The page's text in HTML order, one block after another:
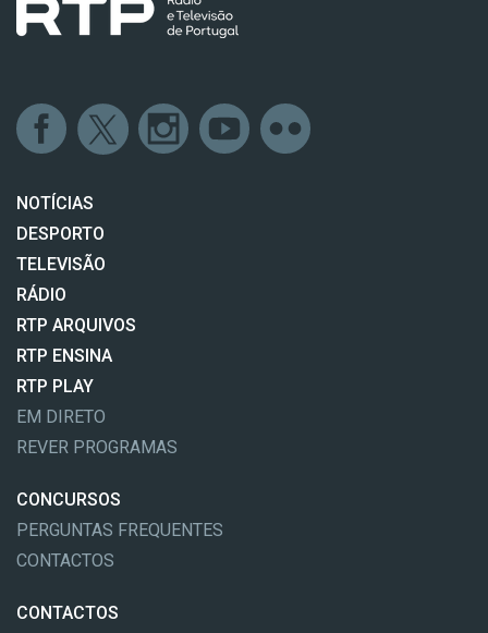
NOTÍCIAS
DESPORTO
TELEVISÃO
RÁDIO
RTP ARQUIVOS
RTP ENSINA
RTP PLAY
EM DIRETO
REVER PROGRAMAS
CONCURSOS
PERGUNTAS FREQUENTES
CONTACTOS
CONTACTOS